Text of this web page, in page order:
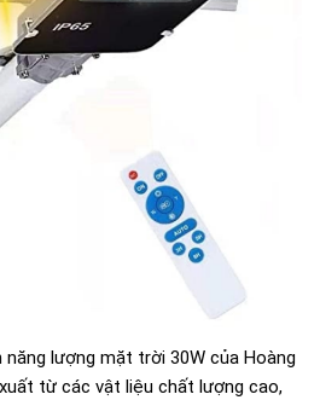
lượng mặt trời 30W của Hoàng
từ các vật liệu chất lượng cao,